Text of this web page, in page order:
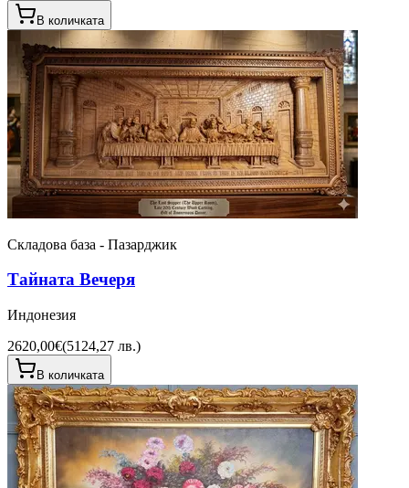
В количката
Складова база - Пазарджик
Тайната Вечеря
Индонезия
2620,00€(5124,27 лв.)
В количката